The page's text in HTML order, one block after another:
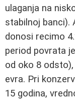
ulaganja na
stabilnoj banci).
donosi recimo
period povrata
od oko 8
evra. Pri
15 godina,